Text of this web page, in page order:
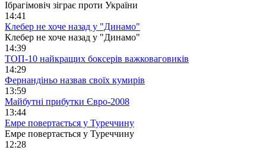
Ібрагімовіч зіграє проти України
14:41
Клебер не хоче назад у "Динамо"
Клебер не хоче назад у "Динамо"
14:39
ТОП-10 найкращих боксерів важковаговиків
14:29
Фернандіньо назвав своїх кумирів
13:59
Майбутні прибутки Євро-2008
13:44
Емре повертається у Туреччину
Емре повертається у Туреччину
12:28